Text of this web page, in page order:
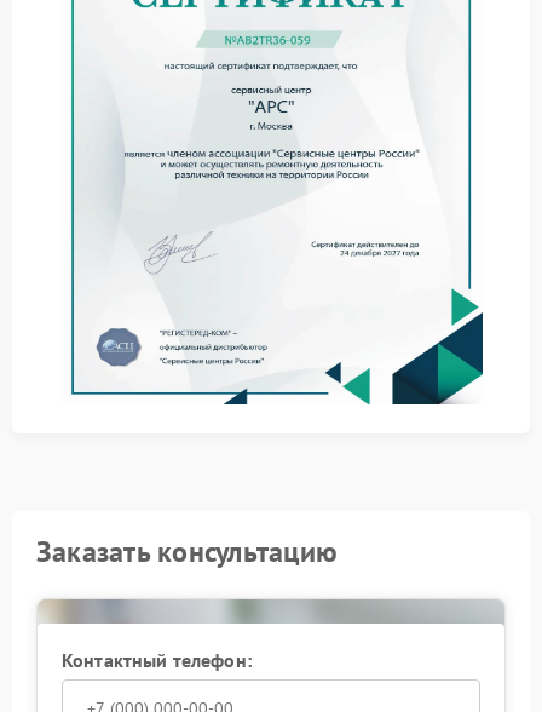
Перед обращением к специалистам стоит
выполнить простые действия:
Отключить устройство от сети
Проверить внешние кабели
Исключить перегрузку
Обращение в сервисный центр
Сервисный центр APC проводит диагностику
состояния проводников и замену поврежденных
участков. Используются надежные комплектующие,
что обеспечивает стабильную работу устройства
специалистам.
Заказать консультацию
Контактный телефон: